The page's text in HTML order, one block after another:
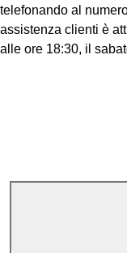
telefonando al
assistenza clienti è
alle ore 18:30, il